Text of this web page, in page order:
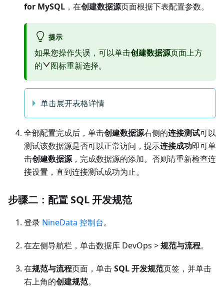
for MySQL ，在创建数据源页面根据下表配置参数。
提示
如果您操作失误，可以单击创建数据源页面上方
的
图标重新选择。
单击展开表格详情
全部配置完成后，单击创建数据源右侧的连接测试可以
测试该数据源是否可以正常访问，提示连接成功即可单
击创建数据源，完成数据源的添加。否则请重新检查连
接设置，直到连接测试成功为止。
步骤二：配置 SQL 开发规范
登录 NineData 控制台。
在左侧导航栏，单击数据库 DevOps >规范与流程。
在规范与流程页面，单击SQL 开发规范页签，并单击
右上角的创建规范。